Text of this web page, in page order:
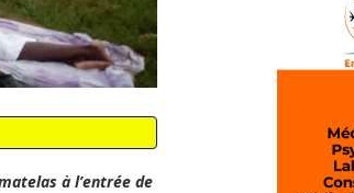
à l’entrée de